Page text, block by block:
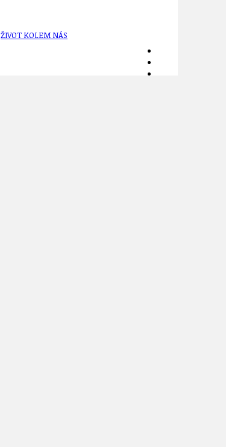
ŽIVOT KOLEM NÁS